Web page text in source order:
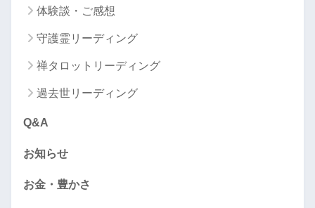
体験談・ご感想
守護霊リーディング
禅タロットリーディング
過去世リーディング
Q&A
お知らせ
お金・豊かさ